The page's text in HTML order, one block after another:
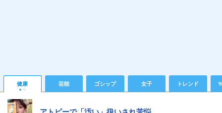
健康 芸能 ゴシップ 女子 トレンド